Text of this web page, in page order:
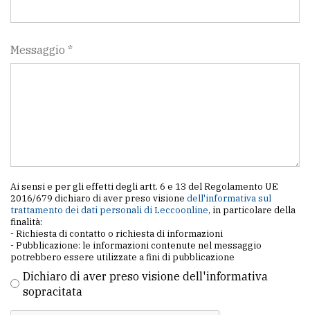
Messaggio *
Ai sensi e per gli effetti degli artt. 6 e 13 del Regolamento UE
2016/679 dichiaro di aver preso visione dell'informativa sul
trattamento dei dati personali di Leccoonline, in particolare della
finalità:
- Richiesta di contatto o richiesta di informazioni
- Pubblicazione: le informazioni contenute nel messaggio
potrebbero essere utilizzate a fini di pubblicazione
Dichiaro di aver preso visione dell'informativa
sopracitata